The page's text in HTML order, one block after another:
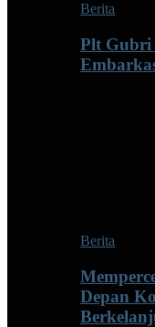
Berita
Plt Gubri
Berita
Depan